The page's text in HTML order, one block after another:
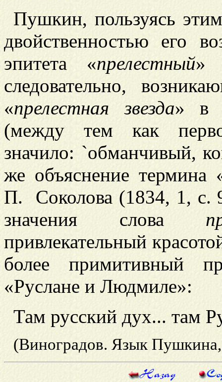
Пушкин, пользуясь
двойственностью его
эпитета «прелестный»
следовательно,
«прелестная звезда» в
(между тем как
значило: `обманчивый,
же объяснение термина
П. Соколова (1834, 1, с.
значения слова
привлекательный
более примитивный
«Руслане и Людмиле»:
Там русский дух... там
(Виноградов. Язык